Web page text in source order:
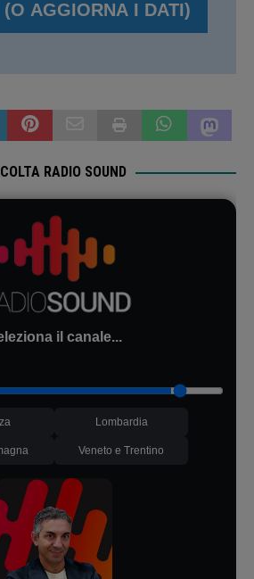
RADIO SOUND
il canale...
Lombardia
Veneto e Trentino